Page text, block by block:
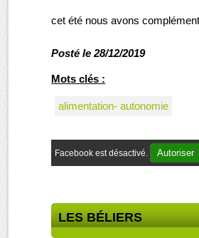
cet été nous avons
Posté le 28/12/2019
Mots clés :
alimentation- autonomie
Facebook est désactivé. Autoriser
LES BÉLIERS